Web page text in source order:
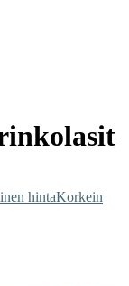
hintaKorkein